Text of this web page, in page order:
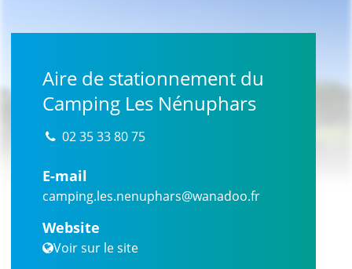
Aire de stationnement du
Camping Les Nénuphars
02 35 33 80 75
E-mail
camping.les.nenuphars@wanadoo.fr
Website
Voir sur le site